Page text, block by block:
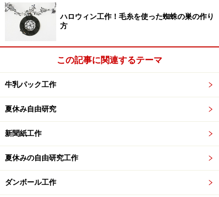
には、同じサイトの同じ文章を丸写ししてあるものが出
てくることがあります。どちらかが、コピペサイトの文
章を多少リライトしていても、元々同じ文章だったこと
はやはり分かるものです。
3.コピペ感想文が、コンクールに出される
可能性があるから
「自由にコピペしてください」「パクリOK」と謳ってい
るサイトでも、たいていは「学校提出に限り」著作権フ
リーと記しています。これは、コンクール応募目的には
使えない、ということですが、学校によっては、提出作
ハロウィン工作！毛糸を使った蜘蛛の巣の作り
方
この記事に関連するテーマ
牛乳パック工作
夏休み自由研究
新聞紙工作
夏休みの自由研究工作
ダンボール工作